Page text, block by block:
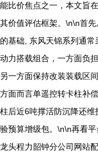
能比价焦点之一，本文旨
其价值评估框架。\n\n首
的基础, 东风天锦系列通
动力搭载组合，一方面负
另一方面保持改装装载区
方面而言单遥控转卡柱补
柱后近6吨撑活防沉降还
验预算增级包。\n\n再看
龙头程力韶钟分公司网站